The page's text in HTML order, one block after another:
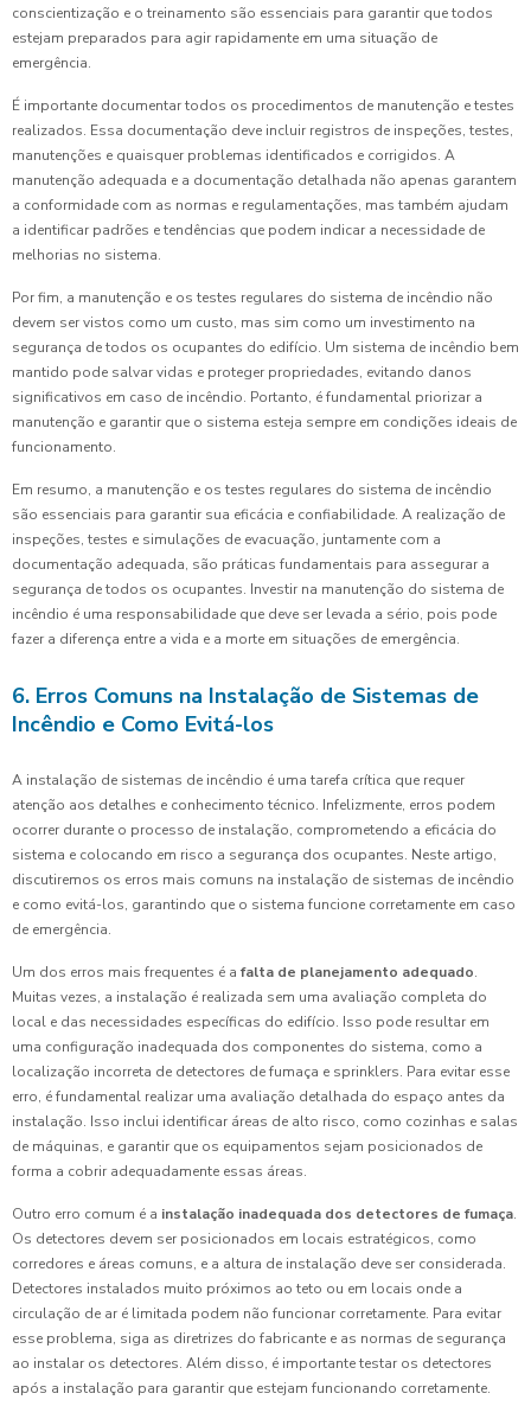
conscientização e o treinamento são essenciais para garantir que todos
estejam preparados para agir rapidamente em uma situação de
emergência.
É importante documentar todos os procedimentos de manutenção e testes
realizados. Essa documentação deve incluir registros de inspeções, testes,
manutenções e quaisquer problemas identificados e corrigidos. A
manutenção adequada e a documentação detalhada não apenas garantem
a conformidade com as normas e regulamentações, mas também ajudam
a identificar padrões e tendências que podem indicar a necessidade de
melhorias no sistema.
Por fim, a manutenção e os testes regulares do sistema de incêndio não
devem ser vistos como um custo, mas sim como um investimento na
segurança de todos os ocupantes do edifício. Um sistema de incêndio bem
mantido pode salvar vidas e proteger propriedades, evitando danos
significativos em caso de incêndio. Portanto, é fundamental priorizar a
manutenção e garantir que o sistema esteja sempre em condições ideais de
funcionamento.
Em resumo, a manutenção e os testes regulares do sistema de incêndio
são essenciais para garantir sua eficácia e confiabilidade. A realização de
inspeções, testes e simulações de evacuação, juntamente com a
documentação adequada, são práticas fundamentais para assegurar a
segurança de todos os ocupantes. Investir na manutenção do sistema de
incêndio é uma responsabilidade que deve ser levada a sério, pois pode
fazer a diferença entre a vida e a morte em situações de emergência.
6. Erros Comuns na Instalação de Sistemas de
Incêndio e Como Evitá-los
A instalação de sistemas de incêndio é uma tarefa crítica que requer
atenção aos detalhes e conhecimento técnico. Infelizmente, erros podem
ocorrer durante o processo de instalação, comprometendo a eficácia do
sistema e colocando em risco a segurança dos ocupantes. Neste artigo,
discutiremos os erros mais comuns na instalação de sistemas de incêndio
e como evitá-los, garantindo que o sistema funcione corretamente em caso
de emergência.
Um dos erros mais frequentes é a falta de planejamento adequado.
Muitas vezes, a instalação é realizada sem uma avaliação completa do
local e das necessidades específicas do edifício. Isso pode resultar em
uma configuração inadequada dos componentes do sistema, como a
localização incorreta de detectores de fumaça e sprinklers. Para evitar esse
erro, é fundamental realizar uma avaliação detalhada do espaço antes da
instalação. Isso inclui identificar áreas de alto risco, como cozinhas e salas
de máquinas, e garantir que os equipamentos sejam posicionados de
forma a cobrir adequadamente essas áreas.
Outro erro comum é a instalação inadequada dos detectores de fumaça.
Os detectores devem ser posicionados em locais estratégicos, como
corredores e áreas comuns, e a altura de instalação deve ser considerada.
Detectores instalados muito próximos ao teto ou em locais onde a
circulação de ar é limitada podem não funcionar corretamente. Para evitar
esse problema, siga as diretrizes do fabricante e as normas de segurança
ao instalar os detectores. Além disso, é importante testar os detectores
após a instalação para garantir que estejam funcionando corretamente.